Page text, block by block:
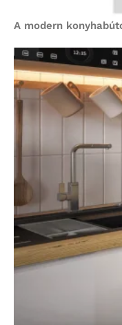
A modern